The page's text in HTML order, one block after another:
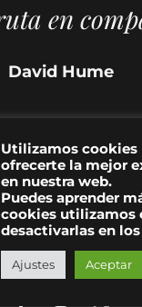
en
David Hume
| Revista de artes
de Privacidad|Aviso
Utilizamos cookies
ofrecerte la mejor
en nuestra web.
Puedes aprender
cookies utilizamos
desactivarlas en
Ajustes Aceptar